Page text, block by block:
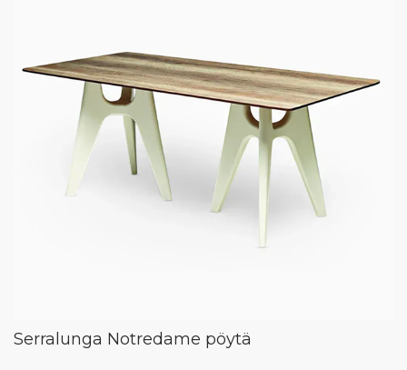
Serralunga Notredame pöytä